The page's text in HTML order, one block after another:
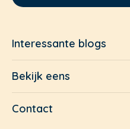
Interessante blogs
Bekijk eens
Contact